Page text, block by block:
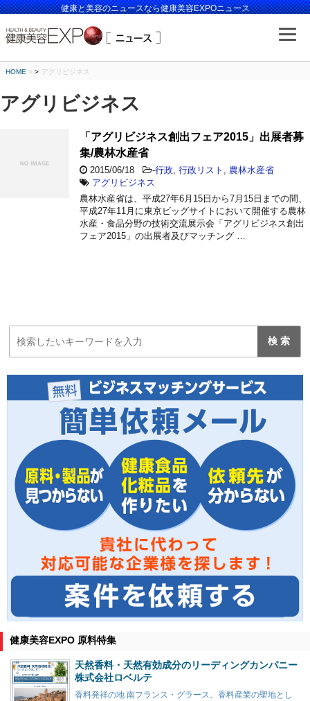
健康と美容のニュースなら健康美容EXPOニュース
HOME > アグリビジネス
アグリビジネス
「アグリビジネス創出フェア2015」出展者募
集/農林水産省
2015/06/18 -行政 行政リスト
農林水産省
アグリビジネス
農林水産省は、平成27年6月15日から7月15日までの間、
平成27年11月に東京ビッグサイトにおいて開催する農林
水産・食品分野の技術交流展示会「アグリビジネス創出
フェア2015」の出展者及びマッチング …
健康美容EXPO 原料特集
天然香料・天然有効成分のリーディングカンパニー
株式会社ロベルテ
香料発祥の地 南フランス・グラース。香料産業の聖地とし